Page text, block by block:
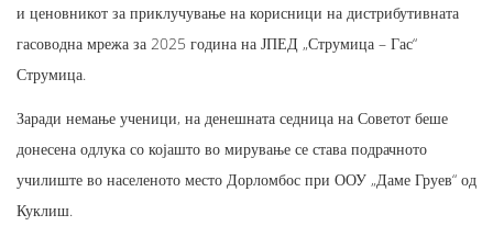
и ценовникот за приклучување на корисници на дистрибутивната
гасоводна мрежа за 2025 година на ЈПЕД „Струмица – Гас“
Струмица.
Заради немање ученици, на денешната седница на Советот беше
донесена одлука со којашто во мирување се става подрачното
училиште во населеното место Дорломбос при ООУ „Даме Груев“ од
Куклиш.